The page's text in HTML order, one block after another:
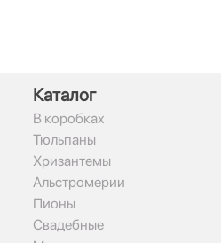
Каталог
В коробках
Тюльпаны
Хризантемы
Альстромерии
Пионы
Свадебные